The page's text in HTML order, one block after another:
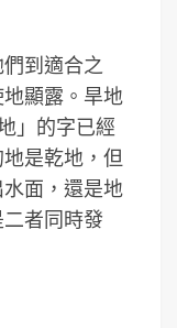
到適合之
顯露。旱地
」的字已經
是乾地，但
面，還是地
者同時發